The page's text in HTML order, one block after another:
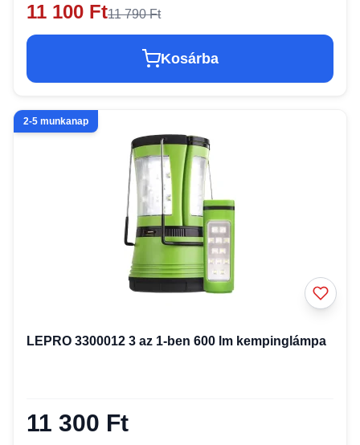
11 100 Ft11 790 Ft
Kosárba
2-5 munkanap
LEPRO 3300012 3 az 1-ben 600 lm kempinglámpa
11 300 Ft